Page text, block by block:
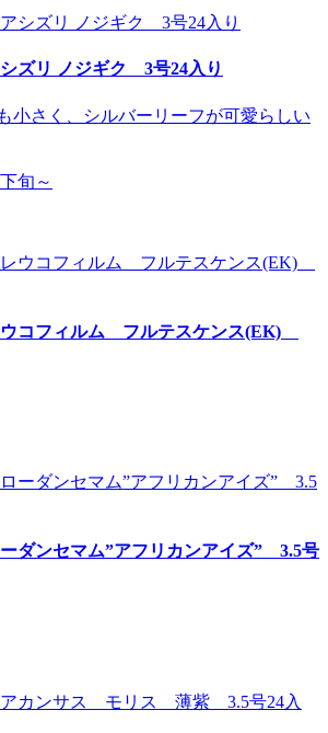
シズリ ノジギク 3号24入り
小さく、シルバーリーフが可愛らしい
旬～
ウコフィルム フルテスケンス(EK)
ーダンセマム”アフリカンアイズ” 3.5号